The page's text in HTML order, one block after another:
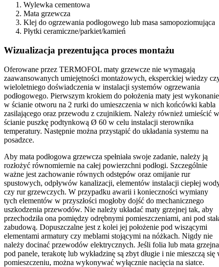
Wylewka cementowa
Mata grzewcza
Klej do ogrzewania podłogowego lub masa samopoziomująca
Płytki ceramiczne/parkiet/kamień
Wizualizacja prezentująca proces montażu
Oferowane przez TERMOFOL maty grzewcze nie wymagają
zaawansowanych umiejętności montażowych, eksperckiej wiedzy
wieloletniego doświadczenia w instalacji systemów ogrzewania
podłogowego. Pierwszym krokiem do położenia maty jest wykonanie
w ścianie otworu na 2 rurki do umieszczenia w nich końcówki kabla
zasilającego oraz przewodu z czujnikiem. Należy również umieścić w
ścianie puszkę podtynkową Ø 60 w celu instalacji sterownika
temperatury. Następnie można przystąpić do układania systemu na
posadzce.
Aby mata podłogowa grzewcza spełniała swoje zadanie, należy ją
rozłożyć równomiernie na całej powierzchni podłogi. Szczególnie
ważne jest zachowanie równych odstępów oraz omijanie rur
spustowych, odpływów kanalizacji, elementów instalacji ciepłej
czy rur grzewczych. W przypadku awarii i konieczności wymiany
tych elementów w przyszłości mogłoby dojść do mechanicznego
uszkodzenia przewodów. Nie należy układać maty grzejnej tak, aby
przechodziła ona pomiędzy odrębnymi pomieszczeniami, ani pod
zabudową. Dopuszczalne jest z kolei jej położenie pod wiszącymi
elementami armatury czy meblami stojącymi na nóżkach. Nigdy nie
należy docinać przewodów elektrycznych. Jeśli folia lub mata grzejna
pod panele, terakotę lub wykładzinę są zbyt długie i nie mieszczą się
pomieszczeniu, można wykonywać wyłącznie nacięcia na siatce.